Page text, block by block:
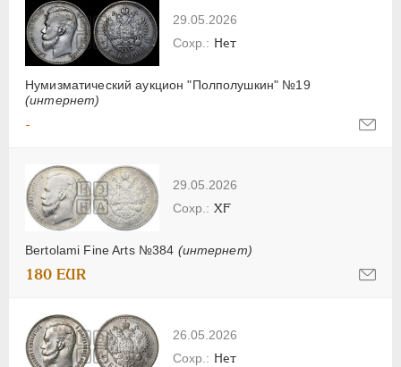
29.05.2026
Нумизматический аукцион "Полполушкин" №19
(интернет)
Нет
-
29.05.2026
Bertolami Fine Arts №384 (интернет)
XF
180 EUR
26.05.2026
Нет